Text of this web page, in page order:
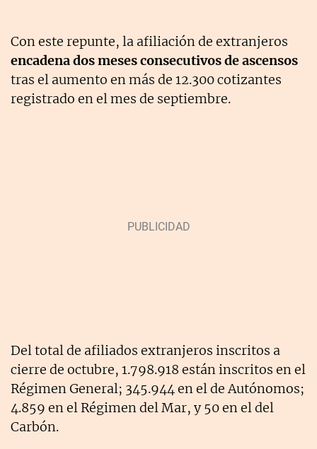
Con este repunte, la afiliación de extranjeros
encadena dos meses consecutivos de ascensos
tras el aumento en más de 12.300 cotizantes
registrado en el mes de septiembre.
Del total de afiliados extranjeros inscritos a
cierre de octubre, 1.798.918 están inscritos en el
Régimen General; 345.944 en el de Autónomos;
4.859 en el Régimen del Mar, y 50 en el del
Carbón.